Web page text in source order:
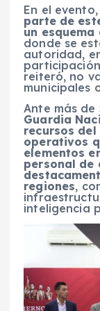
En el
parte de
un
donde se
autoridad,
reiteró, no
municipales
Ante más de
Guardia
recursos
operativos
elementos
personal de
regiones,
inteligencia